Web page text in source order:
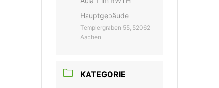
Hauptgebäude
Templergraben 55, 52062
Aachen
KATEGORIE